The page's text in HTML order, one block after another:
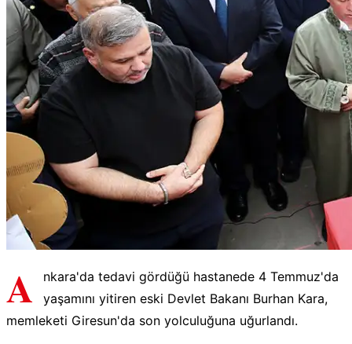
A
nkara'da tedavi gördüğü hastanede 4 Temmuz'da
yaşamını yitiren eski Devlet Bakanı Burhan Kara,
memleketi Giresun'da son yolculuğuna uğurlandı.